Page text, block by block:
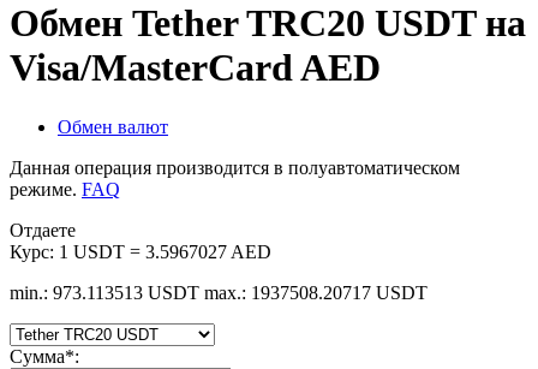
Обмен Tether TRC20 USDT на
Visa/MasterCard AED
Обмен валют
Данная операция производится в полуавтоматическом
режиме. FAQ
Отдаете
Курс: 1 USDT = 3.5967027 AED
min.: 973.113513 USDT max.: 1937508.20717 USDT
Сумма*: